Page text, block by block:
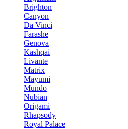
Brighton
Canyon
Da Vinci
Farashe
Genova
Kashqai
Livante
Matrix
Mayumi
Mundo
Nubian
Origami
Rhapsody
Royal Palace